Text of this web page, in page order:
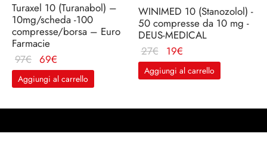
Turaxel 10 (Turanabol) –
10mg/scheda -100
compresse/borsa – Euro
Farmacie
97€ Il
prezzo
originale
69€
prezzo
attuale
Aggiungi al carrello
WINIMED 10 (Stanozolol) -
50 compresse da 10 mg -
DEUS-MEDICAL
27€
Il
prezzo
originale
27€.
19€
prezzo
attuale
19€.
Aggiungi al carrello